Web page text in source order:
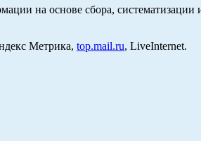
на основе сбора, систематизации
Метрика, top.mail.ru, LiveInternet.